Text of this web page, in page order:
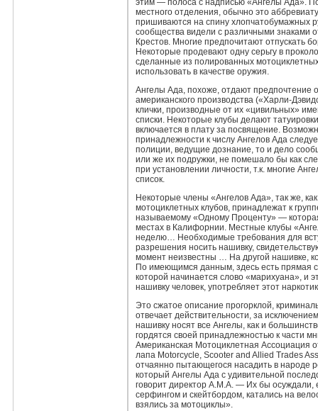
этим — полоса с надписью «Ангелы Ада».
местного отделения, обычно это
пришиваются на спину хлопчатобумажных
сообщества видели с различными
Крестов. Многие предпочитают отпускать
Некоторые продевают одну серьгу в
сделанные из полированных
использовать в качестве оружия.
Ангелы Ада, похоже, отдают предпочтение
американского производства
клички, производные от их «цивильных»
списки. Некоторые клубы делают
включается в плату за посвящение.
принадлежности к числу Ангелов Ада
полиции, ведущие дознание, то и дело
или же их подружки, не помешало бы как
при установлении личности, т.к. многие
список.
Некоторые члены «Ангелов Ада», так же,
мотоциклетных клубов, принадлежат к
называемому «Одному Проценту» —
местах в Калифорнии. Местные клубы
неделю… Необходимые требования для
разрешения носить нашивку,
момент неизвестны … На другой нашивке,
По имеющимся данным, здесь есть прямая
которой начинается слово «марихуана», и
нашивку человек, употребляет этот
Это сжатое описание прогорклой,
отвечает действительности, за
нашивку носят все Ангелы, как и
гордятся своей принадлежностью к части
Американская Мотоциклетная Ассоциация
лапа Motorcycle, Scooter and Allied Trades
отчаянно пытающегося насадить в
который Ангелы Ада с удивительной
говорит директор А.М.А. — Их бы осуждали,
серфингом и скейтбордом, катались на
взялись за мотоциклы».